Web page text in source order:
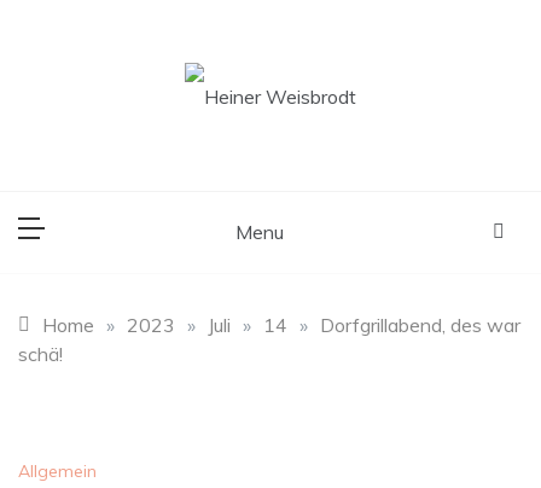
Menu
Home » 2023 » Juli » 14 » Dorfgrillabend, des war
schä!
Allgemein